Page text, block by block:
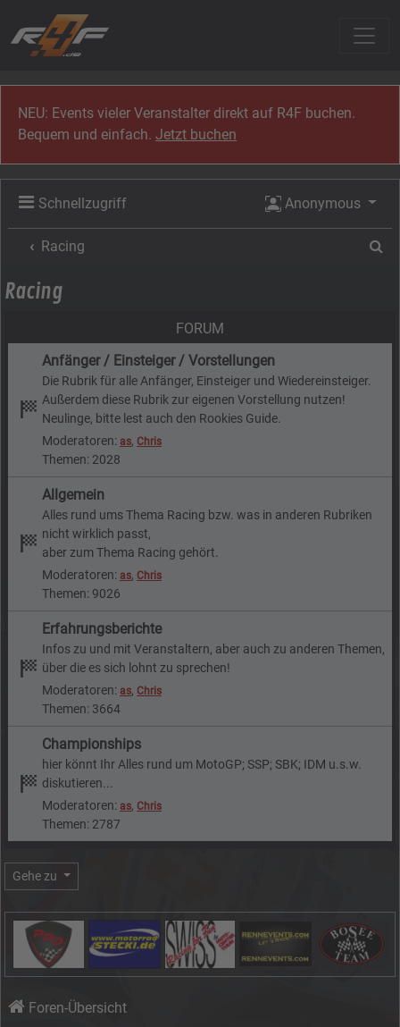
NEU: Events vieler Veranstalter direkt auf R4F buchen.
Bequem und einfach.Jetzt buchen
Schnellzugriff Anonymous
Racing
Racing
FORUM
Anfänger / Einsteiger / Vorstellungen
Die Rubrik für alle Anfänger, Einsteiger und Wiedereinsteiger.
Außerdem diese Rubrik zur eigenen Vorstellung nutzen!
Neulinge, bitte lest auch den Rookies Guide.
Moderatoren: as, Chris
Themen: 2028
Allgemein
Alles rund ums Thema Racing bzw. was in anderen Rubriken
nicht wirklich passt,
aber zum Thema Racing gehört.
Moderatoren: as, Chris
Themen: 9026
Erfahrungsberichte
Infos zu und mit Veranstaltern, aber auch zu anderen Themen,
über die es sich lohnt zu sprechen!
Moderatoren: as, Chris
Themen: 3664
Championships
hier könnt Ihr Alles rund um MotoGP; SSP; SBK; IDM u.s.w.
diskutieren...
Moderatoren: as, Chris
Themen: 2787
Gehe zu
Foren-Übersicht